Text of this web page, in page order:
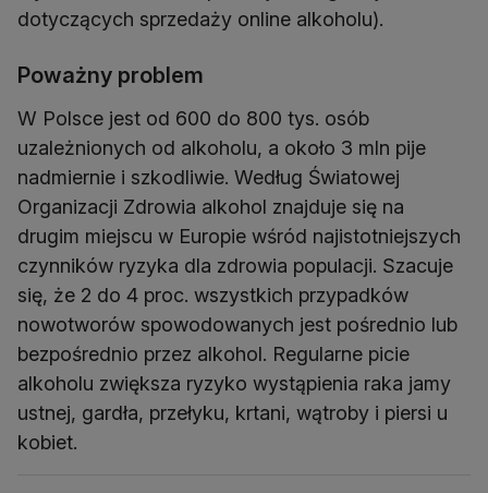
dotyczących sprzedaży online alkoholu).
Poważny problem
W Polsce jest od 600 do 800 tys. osób
uzależnionych od alkoholu, a około 3 mln pije
nadmiernie i szkodliwie. Według Światowej
Organizacji Zdrowia alkohol znajduje się na
drugim miejscu w Europie wśród najistotniejszych
czynników ryzyka dla zdrowia populacji. Szacuje
się, że 2 do 4 proc. wszystkich przypadków
nowotworów spowodowanych jest pośrednio lub
bezpośrednio przez alkohol. Regularne picie
alkoholu zwiększa ryzyko wystąpienia raka jamy
ustnej, gardła, przełyku, krtani, wątroby i piersi u
kobiet.